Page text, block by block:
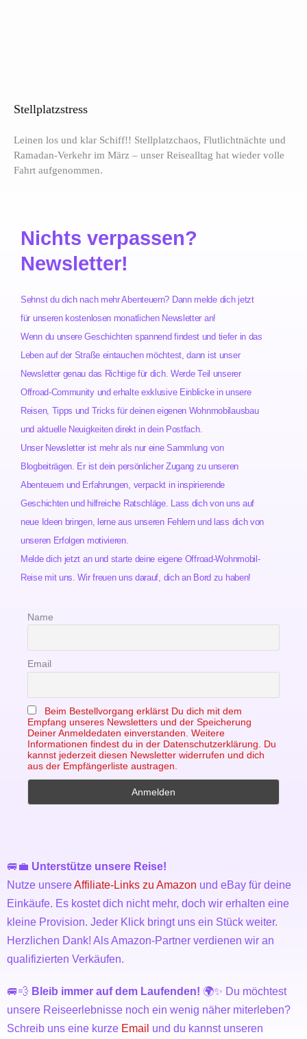
Stellplatzstress
Leinen los und klar Schiff!! Stellplatzchaos, Flutlichtnächte und
Ramadan-Verkehr im März – unser Reisealltag hat wieder volle
Fahrt aufgenommen.
Nichts verpassen?
Newsletter!
Sehnst du dich nach mehr Abenteuern? Dann melde dich jetzt
für unseren kostenlosen monatlichen Newsletter an!
Wenn du unsere Geschichten spannend findest und tiefer in das
Leben auf der Straße eintauchen möchtest, dann ist unser
Newsletter genau das Richtige für dich. Werde Teil unserer
Offroad-Community und erhalte exklusive Einblicke in unsere
Reisen, Tipps und Tricks für deinen eigenen Wohnmobilausbau
und aktuelle Neuigkeiten direkt in dein Postfach.
Unser Newsletter ist mehr als nur eine Sammlung von
Blogbeiträgen. Er ist dein persönlicher Zugang zu unseren
Abenteuern und Erfahrungen, verpackt in inspirierende
Geschichten und hilfreiche Ratschläge. Lass dich von uns auf
neue Ideen bringen, lerne aus unseren Fehlern und lass dich von
unseren Erfolgen motivieren.
Melde dich jetzt an und starte deine eigene Offroad-Wohnmobil-
Reise mit uns. Wir freuen uns darauf, dich an Bord zu haben!
Name
Email
Beim Bestellvorgang erklärst Du dich mit dem
Empfang unseres Newsletters und der Speicherung
Deiner Anmeldedaten einverstanden. Weitere
Informationen findest du in der Datenschutzerklärung. Du
kannst jederzeit diesen Newsletter widerrufen und dich
aus der Empfängerliste austragen.
🚐💼 Unterstütze unsere Reise!
Nutze unsereAffiliate-Links zu Amazon und eBay für deine
Einkäufe. Es kostet dich nicht mehr, doch wir erhalten eine
kleine Provision. Jeder Klick bringt uns ein Stück weiter.
Herzlichen Dank! Als Amazon-Partner verdienen wir an
qualifizierten Verkäufen.
🚐💨 Bleib immer auf dem Laufenden! 🌍✨ Du möchtest
unsere Reiseerlebnisse noch ein wenig näher miterleben?
Schreib uns eine kurze Email und du kannst unseren